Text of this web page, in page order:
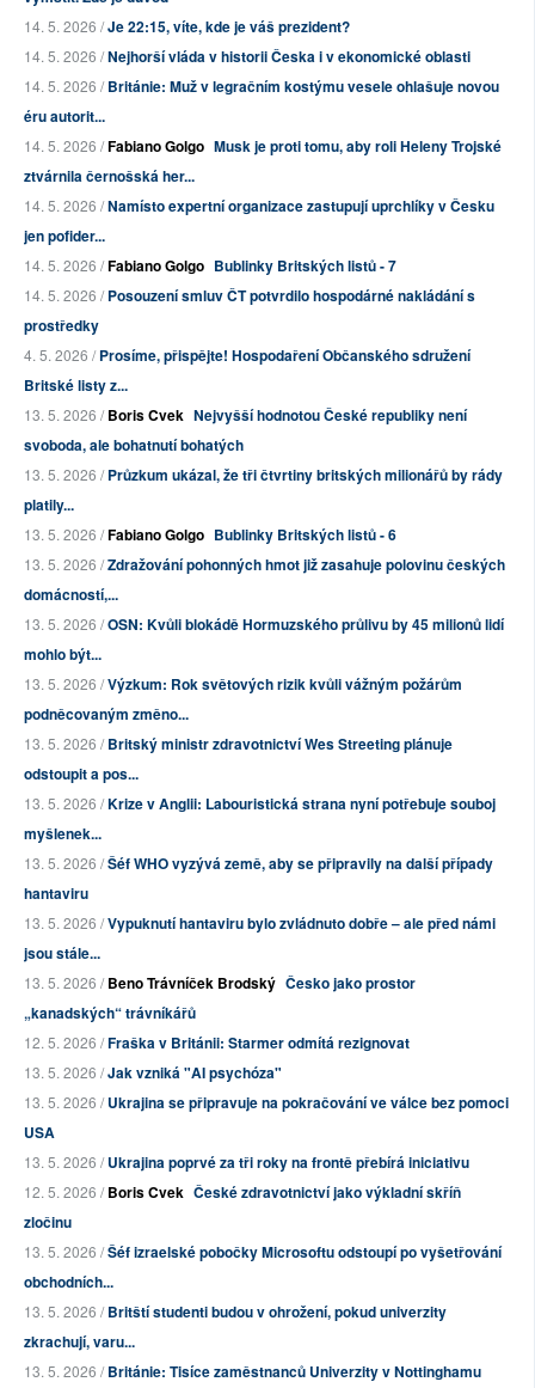
14. 5. 2026 /Je 22:15, víte, kde je váš prezident?
14. 5. 2026 /Nejhorší vláda v historii Česka i v ekonomické oblasti
14. 5. 2026 /Británie: Muž v legračním kostýmu vesele ohlašuje novou
éru autorit...
14. 5. 2026 /Fabiano Golgo Musk je proti tomu, aby roli Heleny Trojské
ztvárnila černošská her...
14. 5. 2026 /Namísto expertní organizace zastupují uprchlíky v Česku
jen pofider...
14. 5. 2026 /Fabiano Golgo Bublinky Britských listů - 7
14. 5. 2026 /Posouzení smluv ČT potvrdilo hospodárné nakládání s
prostředky
4. 5. 2026 /Prosíme, přispějte! Hospodaření Občanského sdružení
Britské listy z...
13. 5. 2026 /Boris Cvek Nejvyšší hodnotou České republiky není
svoboda, ale bohatnutí bohatých
13. 5. 2026 /Průzkum ukázal, že tři čtvrtiny britských milionářů by rády
platily...
13. 5. 2026 /Fabiano Golgo Bublinky Britských listů - 6
13. 5. 2026 /Zdražování pohonných hmot již zasahuje polovinu českých
domácností,...
13. 5. 2026 /OSN: Kvůli blokádě Hormuzského průlivu by 45 milionů lidí
mohlo být...
13. 5. 2026 /Výzkum: Rok světových rizik kvůli vážným požárům
podněcovaným změno...
13. 5. 2026 /Britský ministr zdravotnictví Wes Streeting plánuje
odstoupit a pos...
13. 5. 2026 /Krize v Anglii: Labouristická strana nyní potřebuje souboj
myšlenek...
13. 5. 2026 /Šéf WHO vyzývá země, aby se připravily na další případy
hantaviru
13. 5. 2026 /Vypuknutí hantaviru bylo zvládnuto dobře – ale před námi
jsou stále...
13. 5. 2026 /Beno Trávníček Brodský Česko jako prostor
„kanadských“ trávníkářů
12. 5. 2026 /Fraška v Británii: Starmer odmítá rezignovat
13. 5. 2026 /Jak vzniká "AI psychóza"
13. 5. 2026 /Ukrajina se připravuje na pokračování ve válce bez pomoci
USA
13. 5. 2026 /Ukrajina poprvé za tři roky na frontě přebírá iniciativu
12. 5. 2026 /Boris Cvek České zdravotnictví jako výkladní skříň
zločinu
13. 5. 2026 /Šéf izraelské pobočky Microsoftu odstoupí po vyšetřování
obchodních...
13. 5. 2026 /Britští studenti budou v ohrožení, pokud univerzity
zkrachují, varu...
13. 5. 2026 /Británie: Tisíce zaměstnanců Univerzity v Nottinghamu